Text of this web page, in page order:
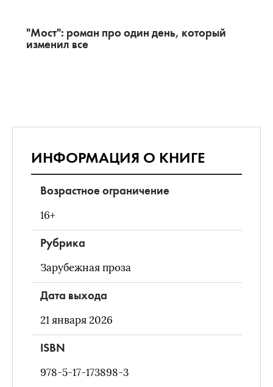
"Мост": роман про один день, который
изменил все
ИНФОРМАЦИЯ О КНИГЕ
Возрастное ограничение
16+
Рубрика
Зарубежная проза
Дата выхода
21 января 2026
ISBN
978-5-17-173898-3